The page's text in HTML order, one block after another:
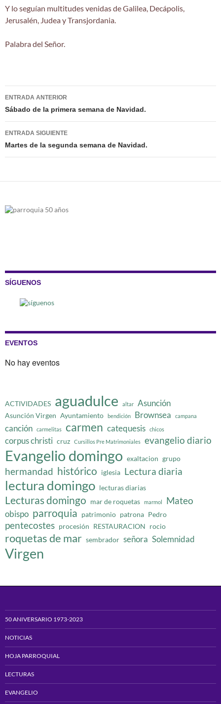
Y lo seguían multitudes venidas de Galilea, Decápolis,
Jerusalén, Judea y Transjordania.
Palabra del Señor.
Navegación
de
entradas
ENTRADA ANTERIOR
Sábado de la primera semana de Navidad.
ENTRADA SIGUIENTE
Martes de la segunda semana de Navidad.
SÍGUENOS
EVENTOS
No hay eventos
ACTIVIDADES aguadulce altar Asunción
Asunción Virgen Ayuntamiento bendición Brownsea campana
canción carmelitas carmen catequesis chicos
corpus christi cruz Cursillos Pre Matrimoniales evangelio diario
Evangelio domingo exaltacion grupo
hermandad histórico iglesia Lectura diaria
lectura domingo lecturas diarias
Lecturas domingo mar de roquetas marmol Mateo
obispo parroquia patrimonio patrona Pedro
pentecostes procesión RESTAURACION rocio
roquetas de mar sembrador señora Solemnidad
Virgen
50 ANIVERSARIO 1973-2023
NOTICIAS
HOJA PARROQUIAL
LECTURAS
EVANGELIO